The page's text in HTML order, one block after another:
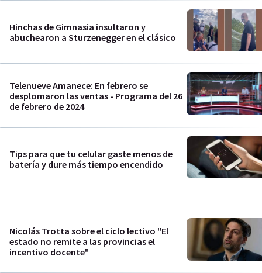
Hinchas de Gimnasia insultaron y
abuchearon a Sturzenegger en el clásico
Telenueve Amanece: En febrero se
desplomaron las ventas - Programa del 26
de febrero de 2024
Tips para que tu celular gaste menos de
batería y dure más tiempo encendido
Nicolás Trotta sobre el ciclo lectivo "El
estado no remite a las provincias el
incentivo docente"